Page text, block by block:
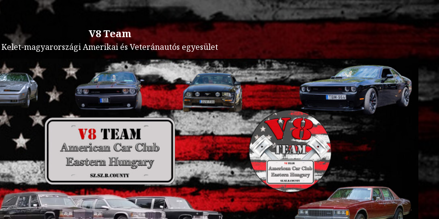
V8 Team
Kelet-magyarországi Amerikai és Veteránautós egyesület